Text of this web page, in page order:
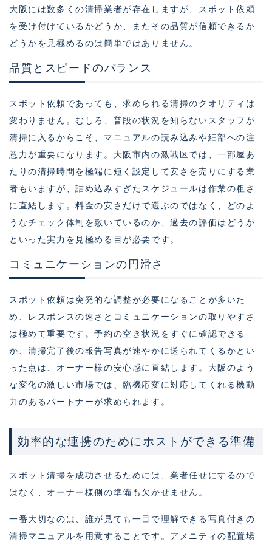
大阪には数多くの清掃業者が存在しますが、スポット依頼
を受け付けているかどうか、またその品質が信頼できるか
どうかを見極めるのは簡単ではありません。
品質とスピードのバランス
スポット依頼であっても、求められる清掃のクオリティは
変わりません。むしろ、普段の状況を知らないスタッフが
清掃に入るからこそ、マニュアルの読み込みや細部への注
意力が重要になります。大阪市内の激戦区では、一部屋あ
たりの清掃時間を極端に短く設定して安さを売りにする業
者もいますが、詰め込みすぎたスケジュールは作業の粗さ
に直結します。料金の安さだけで選ぶのではなく、どのよ
うなチェック体制を敷いているのか、過去の評価はどうか
といった実力を見極める目が必要です。
コミュニケーションの円滑さ
スポット依頼は突発的な調整が必要になることが多いた
め、レスポンスの速さとコミュニケーションの取りやすさ
は極めて重要です。予約の空き状況をすぐに確認できる
か、清掃完了後の報告写真が速やかに送られてくるかとい
った点は、オーナー様の安心感に直結します。大阪のよう
な変化の激しい市場では、臨機応変に対応してくれる機動
力のあるパートナーが求められます。
効率的な連携のためにホストができる準備
スポット清掃を成功させるためには、業者任せにするので
はなく、オーナー様側の準備も欠かせません。
一番大切なのは、誰が見ても一目で理解できる写真付きの
清掃マニュアルを用意することです。アメニティの配置場